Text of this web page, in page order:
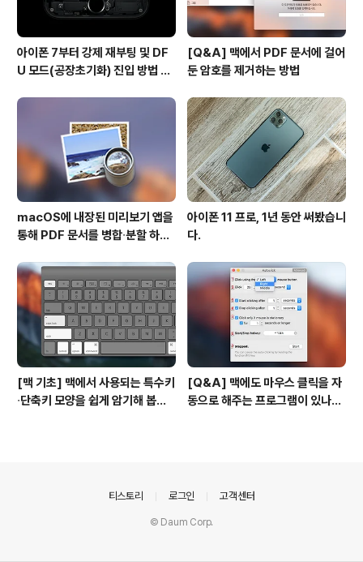
아이폰 7부터 강제 재부팅 및 DF
U 모드(공장초기화) 진입 방법 변
[Q&A] 맥에서 PDF 문서에 걸어
둔 암호를 제거하는 방법
macOS에 내장된 미리보기 앱을
통해 PDF 문서를 병합∙분할 하는
아이폰 11 프로, 1년 동안 써봤습니
다.
[맥 기초] 맥에서 사용되는 특수키
∙단축키 모양을 쉽게 암기해 봅시
[Q&A] 맥에도 마우스 클릭을 자
동으로 해주는 프로그램이 있나
티스토리 로그인 고객센터
© Daum Corp.